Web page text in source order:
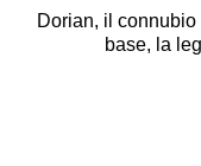
Dorian, il
base, la